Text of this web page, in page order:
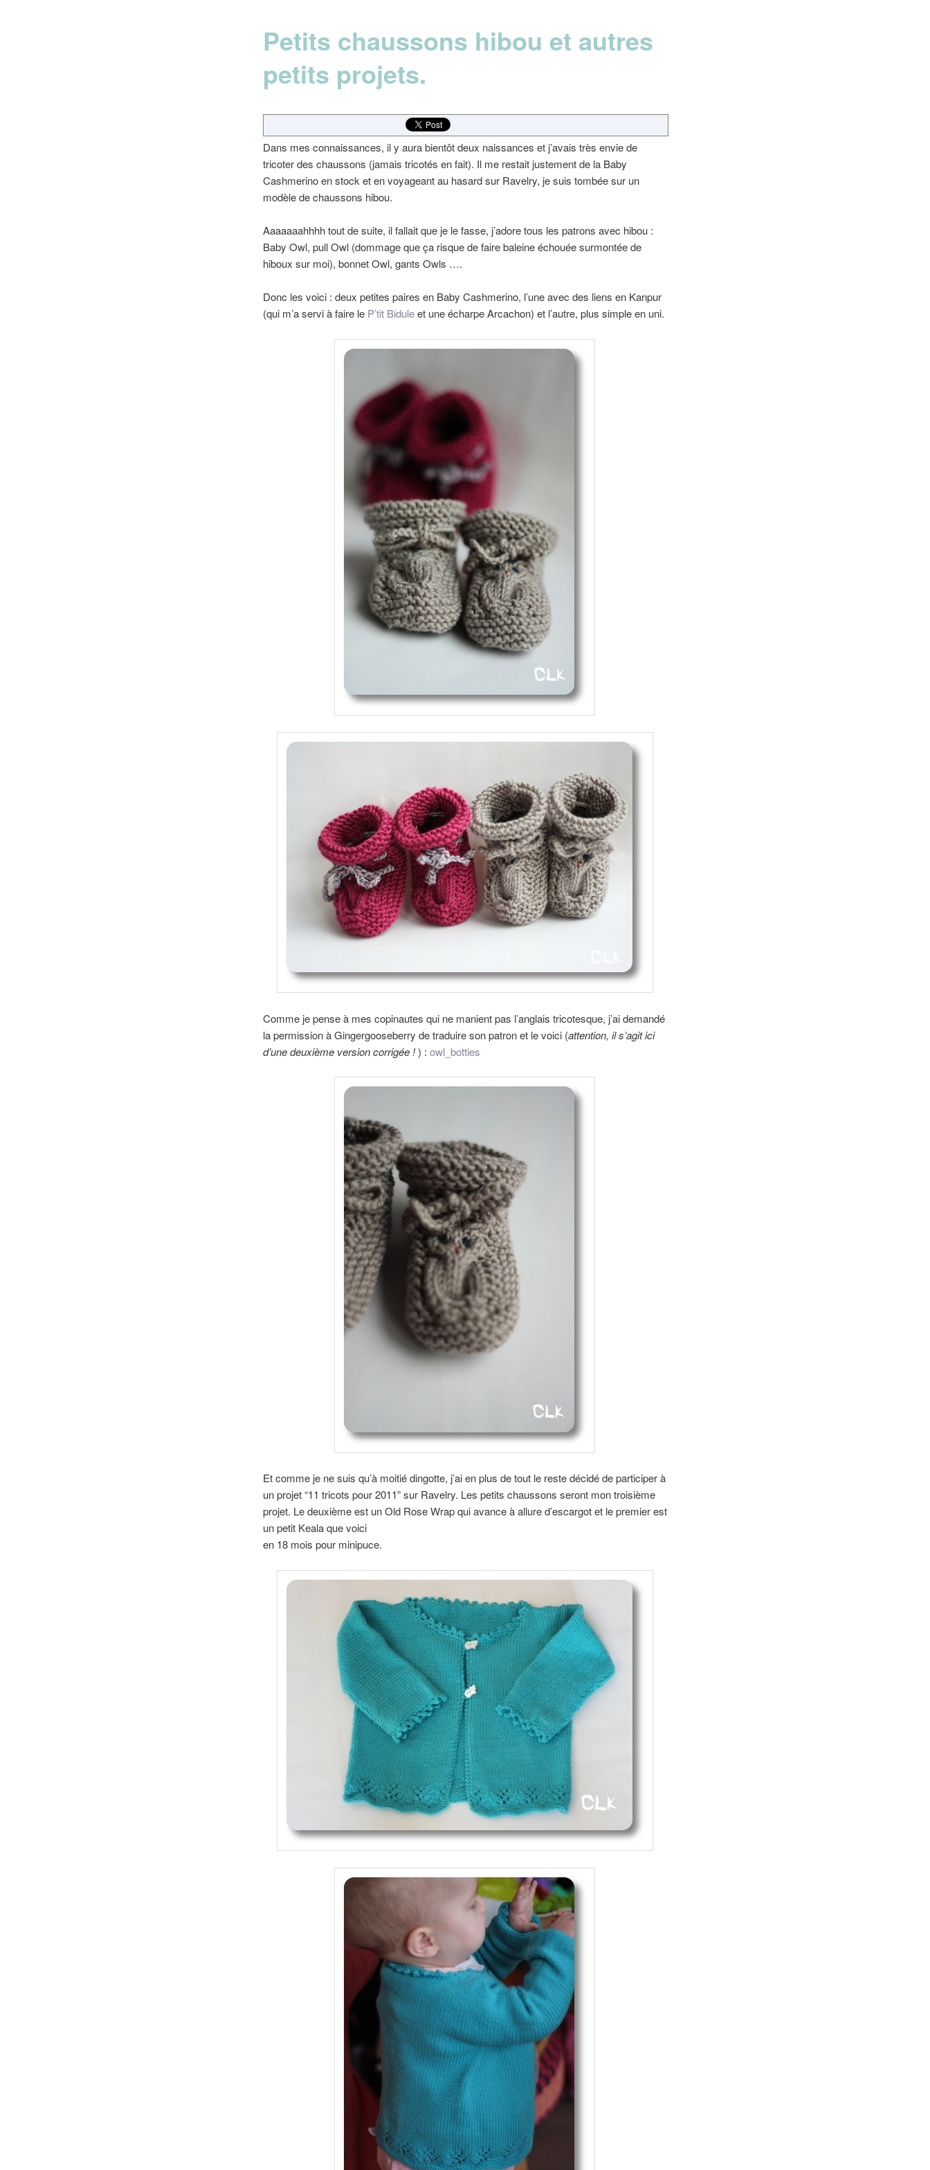
Petits chaussons hibou et autres
petits projets.
Dans mes connaissances, il y aura bientôt deux naissances et j’avais très envie de
tricoter des chaussons (jamais tricotés en fait). Il me restait justement de la Baby
Cashmerino en stock et en voyageant au hasard sur Ravelry, je suis tombée sur un
modèle de chaussons hibou.
Aaaaaaahhhh tout de suite, il fallait que je le fasse, j’adore tous les patrons avec hibou :
Baby Owl, pull Owl (dommage que ça risque de faire baleine échouée surmontée de
hiboux sur moi), bonnet Owl, gants Owls ….
Donc les voici : deux petites paires en Baby Cashmerino, l’une avec des liens en Kanpur
(qui m’a servi à faire le P’tit Biduleet une écharpe Arcachon) et l’autre, plus simple en uni.
Comme je pense à mes copinautes qui ne manient pas l’anglais tricotesque, j’ai demandé
la permission à Gingergooseberry de traduire son patron et le voici (attention, il s’agit ici
d’une deuxième version corrigée !) : owl_botties
Et comme je ne suis qu’à moitié dingotte, j’ai en plus de tout le reste décidé de participer à
un projet “11 tricots pour 2011” sur Ravelry. Les petits chaussons seront mon troisième
projet. Le deuxième est un Old Rose Wrap qui avance à allure d’escargot et le premier est
un petit Keala que voici
en 18 mois pour minipuce.